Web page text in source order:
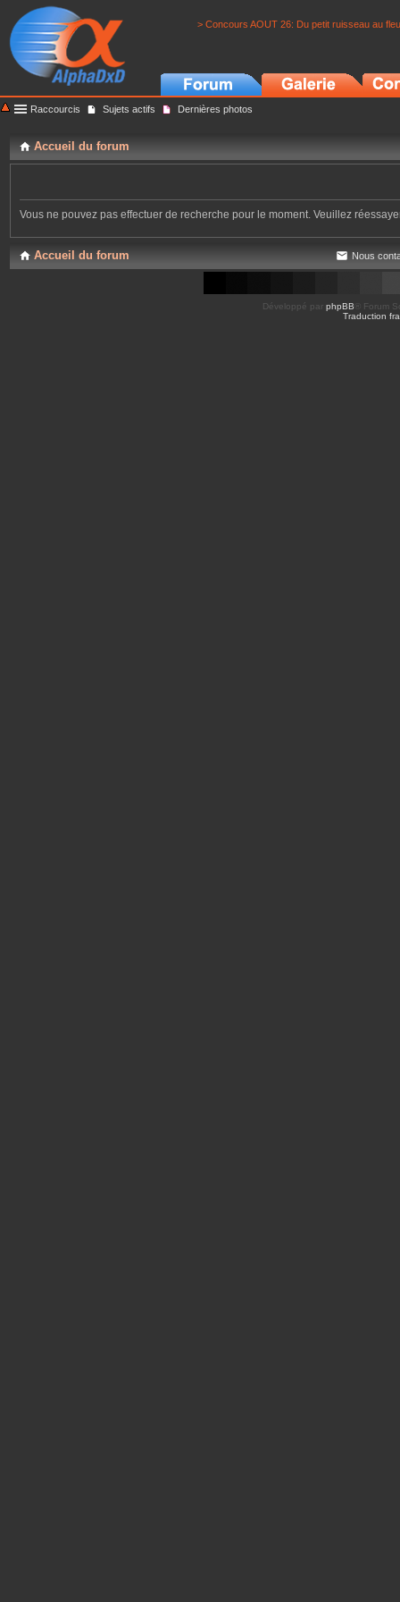
> Concours AOUT 26: Du petit ruisseau au
Raccourcis Sujets actifs Dernières photos
Accueil du forum
Vous ne pouvez pas effectuer de recherche pour le moment. Veuillez
Accueil du forum Nous
Développé par phpBB ® Forum
Traduction